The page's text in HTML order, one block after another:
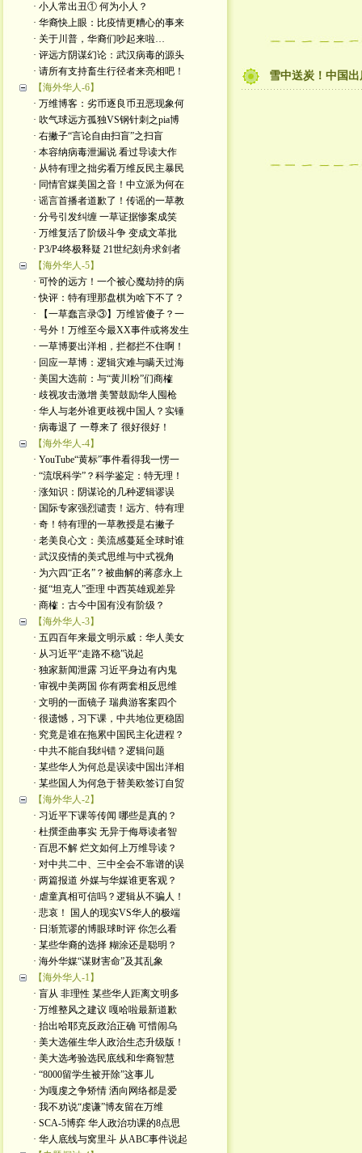
· 小人常出丑① 何为小人？
· 华裔快上眼：比疫情更糟心的事来
· 关于川普，华裔们吵起来啦…
· 评远方阴谋幻论：武汉病毒的源头
· 请所有支持畜生行径者来亮相吧！
【海外华人-6】
· 万维博客：劣币逐良币丑恶现象何
· 吹气球远方孤独VS钢针刺之pia博
· 右撇子“言论自由扫盲”之扫盲
· 本容纳病毒泄漏说 看过导读大作
· 从特有理之拙劣看万维反民主暴民
· 同情官媒美国之音！中立派为何在
· 谣言首播者道歉了！传谣的一草教
· 分号引发纠缠 一草证据惨案成笑
· 万维复活了阶级斗争 变成文革批
· P3/P4终极释疑 21世纪刻舟求剑者
【海外华人-5】
· 可怜的远方！一个被心魔劫持的病
· 快评：特有理那盘棋为啥下不了？
· 【一草蠢言录③】万维皆傻子？一
· 号外！万维至今最XX事件或将发生
· 一草博要出洋相，拦都拦不住啊！
· 回应一草博：逻辑灾难与瞒天过海
· 美国大选前：与“黄川粉”们商榷
· 歧视攻击激增 美警鼓励华人囤枪
· 华人与老外谁更歧视中国人？实锤
· 病毒退了 一尊来了 很好很好！
【海外华人-4】
· YouTube“黄标”事件看得我一愣一
· “流氓科学”？科学鉴定：特无理！
· 涨知识：阴谋论的几种逻辑谬误
· 国际专家强烈谴责！远方、特有理
· 奇！特有理的一草教授是右撇子
· 老美良心文：美流感蔓延全球时谁
· 武汉疫情的美式思维与中式视角
· 为六四“正名”？被曲解的蒋彦永上
· 挺“坦克人”歪理 中西英雄观差异
· 商榷：古今中国有没有阶级？
【海外华人-3】
· 五四百年来最文明示威：华人美女
· 从习近平“走路不稳”说起
· 独家新闻泄露 习近平身边有内鬼
· 审视中美两国 你有两套相反思维
· 文明的一面镜子 瑞典游客案四个
· 很遗憾，习下课，中共地位更稳固
· 究竟是谁在拖累中国民主化进程？
· 中共不能自我纠错？逻辑问题
· 某些华人为何总是误读中国出洋相
· 某些国人为何急于替美欧签订自贸
【海外华人-2】
· 习近平下课等传闻 哪些是真的？
· 杜撰歪曲事实 无异于侮辱读者智
· 百思不解 烂文如何上万维导读？
· 对中共二中、三中全会不靠谱的误
· 两篇报道 外媒与华媒谁更客观？
· 虐童真相可信吗？逻辑从不骗人！
· 悲哀！ 国人的现实VS华人的极端
· 日渐荒谬的博眼球时评 你怎么看
· 某些华裔的选择 糊涂还是聪明？
· 海外华媒“谋财害命”及其乱象
【海外华人-1】
· 盲从 非理性 某些华人距离文明多
· 万维整风之建议 嘎哈啦最新道歉
· 抬出哈耶克反政治正确 可惜闹乌
· 美大选催生华人政治生态升级版！
· 美大选考验选民底线和华裔智慧
· “8000留学生被开除”这事儿
· 为嘎虔之争矫情 洒向网络都是爱
· 我不劝说“虔谦”博友留在万维
· SCA-5博弈 华人政治功课的8点思
· 华人底线与窝里斗 从ABC事件说起
雪中送炭！中国